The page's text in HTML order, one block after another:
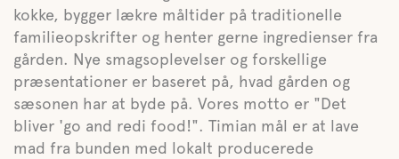
kokke, bygger lækre måltider på traditionelle
familieopskrifter og henter gerne ingredienser fra
gården. Nye smagsoplevelser og forskellige
præsentationer er baseret på, hvad gården og
sæsonen har at byde på. Vores motto er "Det
bliver 'go and redi food!". Timian mål er at lave
mad fra bunden med lokalt producerede